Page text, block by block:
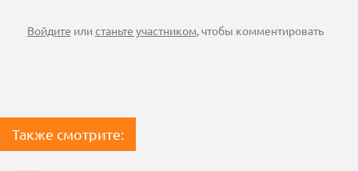
Войдите илистаньте участником, чтобы комментировать
Также смотрите: